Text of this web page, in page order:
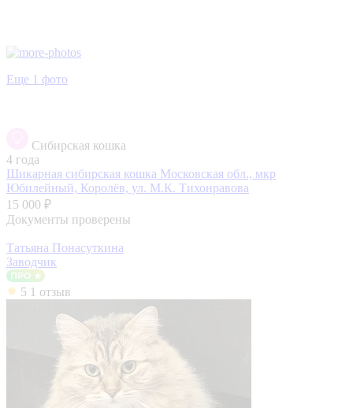
Еще 1 фото
Сибирская кошка
4 года
Шикарная сибирская кошка Московская обл., мкр
Юбилейный, Королёв, ул. М.К. Тихонравова
15 000 ₽
Документы проверены
Татьяна Понасуткина
Заводчик
5 1 отзыв